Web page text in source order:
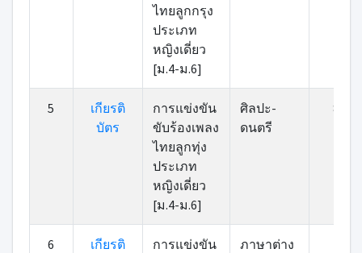
ไทยลูกกรุง
ประเภท
หญิงเดี่ยว
[ม.4-ม.6]
5
เกียรติ
บัตร
การแข่งขัน
ขับร้องเพลง
ไทยลูกทุ่ง
ประเภท
หญิงเดี่ยว
[ม.4-ม.6]
ศิลปะ-
ดนตรี
80.67
6
เกียรติ
การแข่งขัน
ภาษาต่าง